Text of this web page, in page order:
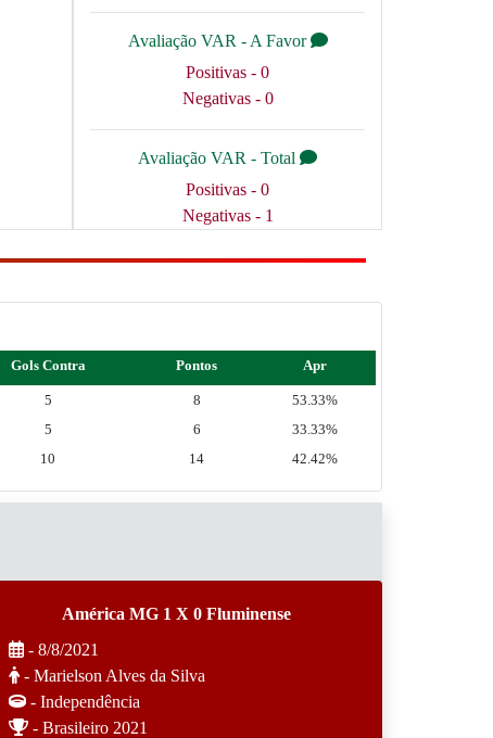
Avaliação VAR - A Favor
Positivas - 0
Negativas - 0
Avaliação VAR - Total
Positivas - 0
Negativas - 1
Gols Contra Pontos Apr
5 8
53.33%
5 6
33.33%
10 14 42.42%
América MG 1 X 0 Fluminense
- 8/8/2021
- Marielson Alves da Silva
- Independência
- Brasileiro 2021